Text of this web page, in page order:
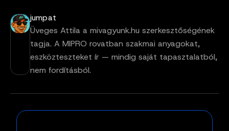
jumpat
Üveges Attila a mivagyunk.hu szerkesztőségének
tagja. A MIPRO rovatban szakmai anyagokat,
eszközteszteket ír — mindig saját tapasztalatból,
nem fordításból.